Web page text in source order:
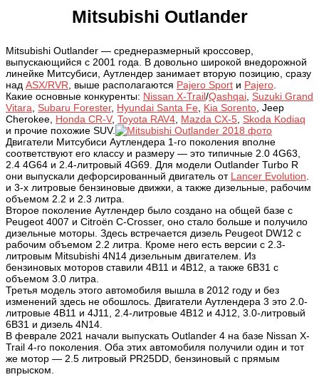
Mitsubishi Outlander
Mitsubishi Outlander — среднеразмерный кроссовер,
выпускающийся с 2001 года. В довольно широкой внедорожной
линейке Митсубиси, Аутлендер занимает вторую позицию, сразу
над ASX/RVR, выше располагаются Pajero Sport и Pajero.
Какие основные конкуренты: Nissan X-Trail/Qashqai, Suzuki Grand
Vitara, Subaru Forester, Hyundai Santa Fe, Kia Sorento, Jeep
Cherokee, Honda CR-V, Toyota RAV4, Mazda CX-5, Skoda Kodiaq
и прочие похожие SUV.
Двигатели Митсубиси Аутлендера 1-го поколения вполне
соответствуют его классу и размеру — это типичные 2.0 4G63,
2.4 4G64 и 2.4-литровый 4G69. Для модели Outlander Turbo R
они выпускали дефорсированный двигатель от Lancer Evolution.
и 3-х литровые бензиновые движки, а также дизельные, рабочим
объемом 2.2 и 2.3 литра.
Второе поколение Аутлендер было создано на общей базе с
Peugeot 4007 и Citroën C-Crosser, оно стало больше и получило
дизельные моторы. Здесь встречается дизель Peugeot DW12 с
рабочим объемом 2.2 литра. Кроме него есть версии с 2.3-
литровым Mitsubishi 4N14 дизельным двигателем. Из
бензиновых моторов ставили 4B11 и 4B12, а также 6B31 с
объемом 3.0 литра.
Третья модель этого автомобиля вышла в 2012 году и без
изменений здесь не обошлось. Двигатели Аутлендера 3 это 2.0-
литровые 4B11 и 4J11, 2.4-литровые 4B12 и 4J12, 3.0-литровый
6B31 и дизель 4N14.
В феврале 2021 начали выпускать Outlander 4 на базе Nissan X-
Trail 4-го поколения. Оба этих автомобиля получили один и тот
же мотор — 2.5 литровый PR25DD, бензиновый с прямым
впрыском.